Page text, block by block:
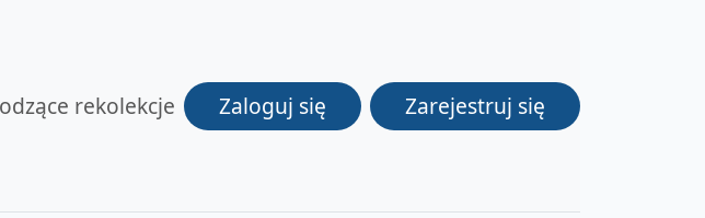
rekolekcje Zaloguj się Zarejestruj się